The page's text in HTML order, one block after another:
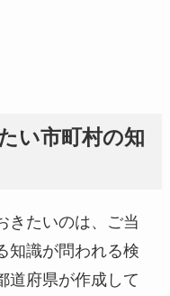
い市町村の知
きたいのは、ご当
知識が問われる検
道府県が作成して